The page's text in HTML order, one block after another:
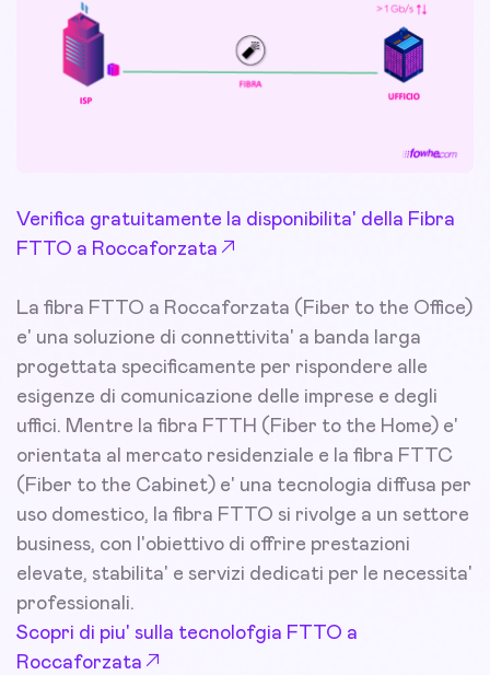
Verifica gratuitamente la disponibilita' della Fibra
FTTO a Roccaforzata
La fibra FTTO a Roccaforzata (Fiber to the Office)
e' una soluzione di connettivita' a banda larga
progettata specificamente per rispondere alle
esigenze di comunicazione delle imprese e degli
uffici. Mentre la fibra FTTH (Fiber to the Home) e'
orientata al mercato residenziale e la fibra FTTC
(Fiber to the Cabinet) e' una tecnologia diffusa per
uso domestico, la fibra FTTO si rivolge a un settore
business, con l'obiettivo di offrire prestazioni
elevate, stabilita' e servizi dedicati per le necessita'
professionali.
Scopri di piu' sulla tecnolofgia FTTO a
Roccaforzata